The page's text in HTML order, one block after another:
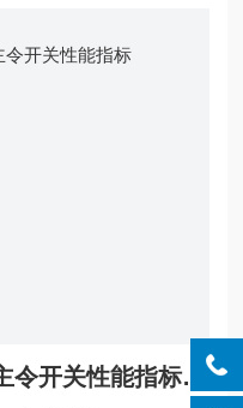
DAL11/21-8-T00DAL11主令开关性能指标CLAKE/可雷可